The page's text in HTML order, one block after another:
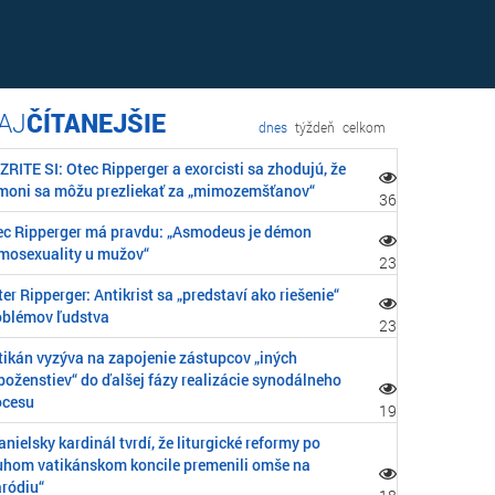
ČÍTANEJŠIE dnes týždeň celkom
SI: Otec Ripperger a exorcisti sa zhodujú, že
sa môžu prezliekať za „mimozemšťanov“
36
Ripperger má pravdu: „Asmodeus je démon
u mužov“
23
Ripperger: Antikrist sa „predstaví ako riešenie“
ľudstva
23
vyzýva na zapojenie zástupcov „iných
do ďalšej fázy realizácie synodálneho
19
kardinál tvrdí, že liturgické reformy po
vatikánskom koncile premenili omše na